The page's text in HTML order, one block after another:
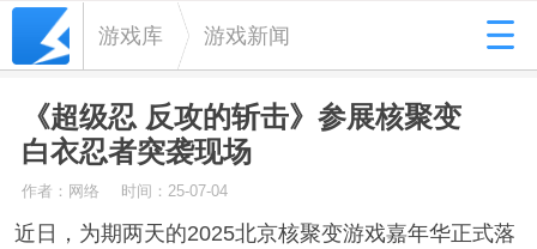
游戏库 游戏新闻
《超级忍 反攻的斩击》参展核聚变
白衣忍者突袭现场
作者：网络 时间：25-07-04
近日，为期两天的2025北京核聚变游戏嘉年华正式落